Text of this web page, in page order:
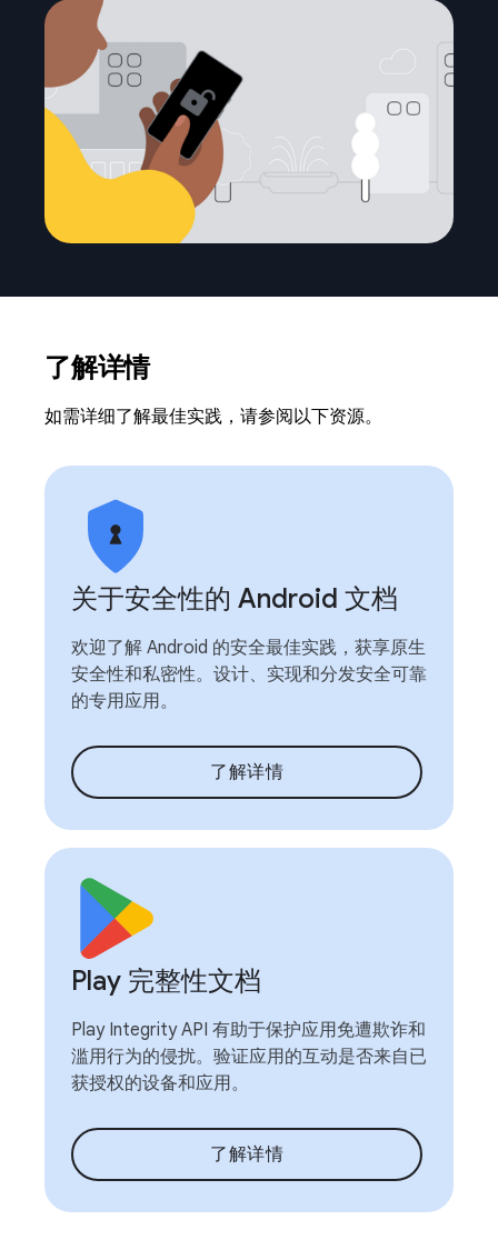
了解详情
如需详细了解最佳实践，请参阅以下资源。
关于安全性的 Android 文档
欢迎了解 Android 的安全最佳实践，获享原生
安全性和私密性。设计、实现和分发安全可靠
的专用应用。
了解详情
Play 完整性文档
Play Integrity API 有助于保护应用免遭欺诈和
滥用行为的侵扰。验证应用的互动是否来自已
获授权的设备和应用。
了解详情